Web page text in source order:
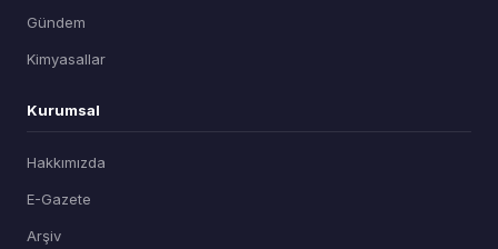
Gündem
Kimyasallar
Kurumsal
Hakkımızda
E-Gazete
Arşiv